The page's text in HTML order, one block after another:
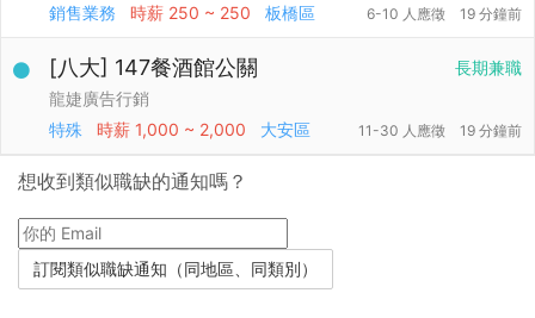
銷售業務
時薪 250 ~ 250 板橋區 6-10 人應徵 19 分鐘前
長期兼職
[八大] 147餐酒館公關
龍婕廣告行銷
特殊
時薪 1,000 ~ 2,000 大安區 11-30 人應徵 19 分鐘前
想收到類似職缺的通知嗎？